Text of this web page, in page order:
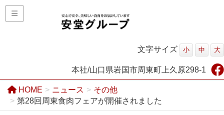
文字サイズ 小 中 大
本社/山口県岩国市周東町上久原298-1
HOME ニュース
その他
第28回周東食肉フェアが開催されました